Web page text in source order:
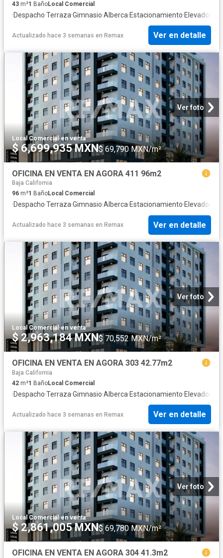
43 m²1 BañoLocal Comercial
·Despacho·Terraza·Gimnasio·Alberca·Estacionamiento·Elevador
Actualizado hace 3 semanas en Remax Ver en detalle
Ver foto
Local Comercial ·en venta
$ 6,699,935 MXN$ 69,790 MXN/m²
OFICINA EN VENTA EN AGORA 411 96m2
Baja California
96 m²1 BañoLocal Comercial
·Despacho·Terraza·Gimnasio·Alberca·Estacionamiento·Elevador
Actualizado hace 3 semanas en Remax Ver en detalle
Ver foto
Local Comercial ·en venta
$ 2,963,184 MXN$ 70,552 MXN/m²
OFICINA EN VENTA EN AGORA 303 42.77m2
Baja California
42 m²1 BañoLocal Comercial
·Despacho·Terraza·Gimnasio·Alberca·Estacionamiento·Elevador
Actualizado hace 3 semanas en Remax Ver en detalle
Ver foto
Local Comercial ·en venta
$ 2,861,005 MXN$ 69,780 MXN/m²
OFICINA EN VENTA EN AGORA 304 41.3m2